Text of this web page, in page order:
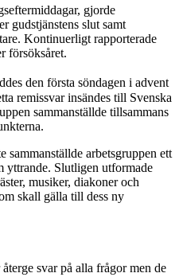
gjorde
gudstjänstens slut samt
Kontinuerligt rapporterade
försöksåret.
den första söndagen i advent
remissvar insändes till Svenska
sammanställde tillsammans
sammanställde arbetsgruppen ett
yttrande. Slutligen utformade
musiker, diakoner och
skall gälla till dess ny
svar på alla frågor men de